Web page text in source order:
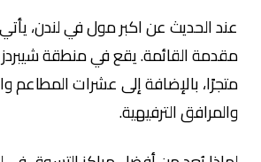
الحديث عن اكبر مول في لندن، يأتي
بالإضافة إلى عشرات المطاعم
الترفيهية.